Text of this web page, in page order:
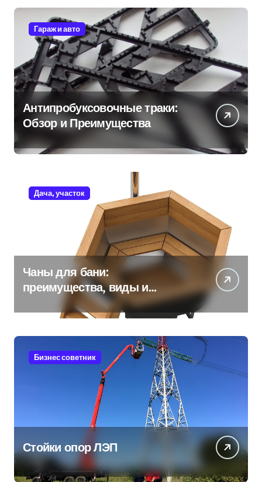
Гараж и авто
Антипробуксовочные траки:
Обзор и Преимущества
Дача, участок
Чаны для бани:
преимущества, виды и
особенности использования
Бизнес советник
Стойки опор ЛЭП